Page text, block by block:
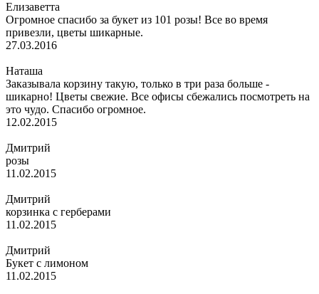
Елизаветта
Огромное спасибо за букет из 101 розы! Все во время
привезли, цветы шикарные.
27.03.2016
Наташа
Заказывала корзину такую, только в три раза больше -
шикарно! Цветы свежие. Все офисы сбежались посмотреть на
это чудо. Спасибо огромное.
12.02.2015
Дмитрий
розы
11.02.2015
Дмитрий
корзинка с герберами
11.02.2015
Дмитрий
Букет с лимоном
11.02.2015